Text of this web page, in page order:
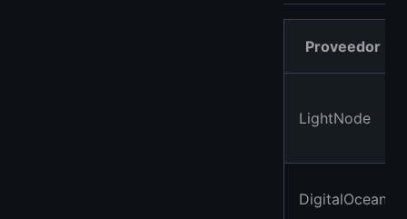
Proveedor
LightNode
DigitalOcean